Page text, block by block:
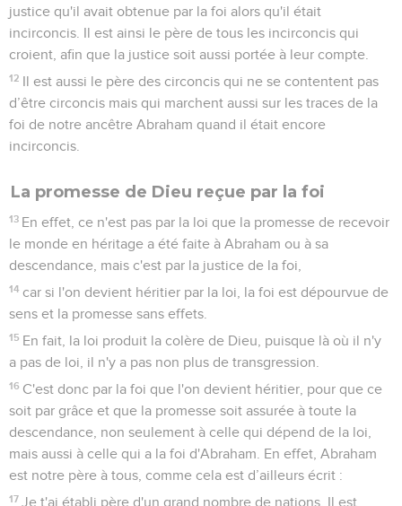
justice qu'il avait obtenue par la foi alors qu'il était
incirconcis. Il est ainsi le père de tous les incirconcis qui
croient, afin que la justice soit aussi portée à leur compte.
12 Il est aussi le père des circoncis qui ne se contentent pas
d’être circoncis mais qui marchent aussi sur les traces de la
foi de notre ancêtre Abraham quand il était encore
incirconcis.
La promesse de Dieu reçue par la foi
13 En effet, ce n'est pas par la loi que la promesse de recevoir
le monde en héritage a été faite à Abraham ou à sa
descendance, mais c'est par la justice de la foi,
14 car si l'on devient héritier par la loi, la foi est dépourvue de
sens et la promesse sans effets.
15 En fait, la loi produit la colère de Dieu, puisque là où il n'y
a pas de loi, il n'y a pas non plus de transgression.
16 C'est donc par la foi que l'on devient héritier, pour que ce
soit par grâce et que la promesse soit assurée à toute la
descendance, non seulement à celle qui dépend de la loi,
mais aussi à celle qui a la foi d'Abraham. En effet, Abraham
est notre père à tous, comme cela est d’ailleurs écrit :
17 Je t'ai établi père d'un grand nombre de nations. Il est